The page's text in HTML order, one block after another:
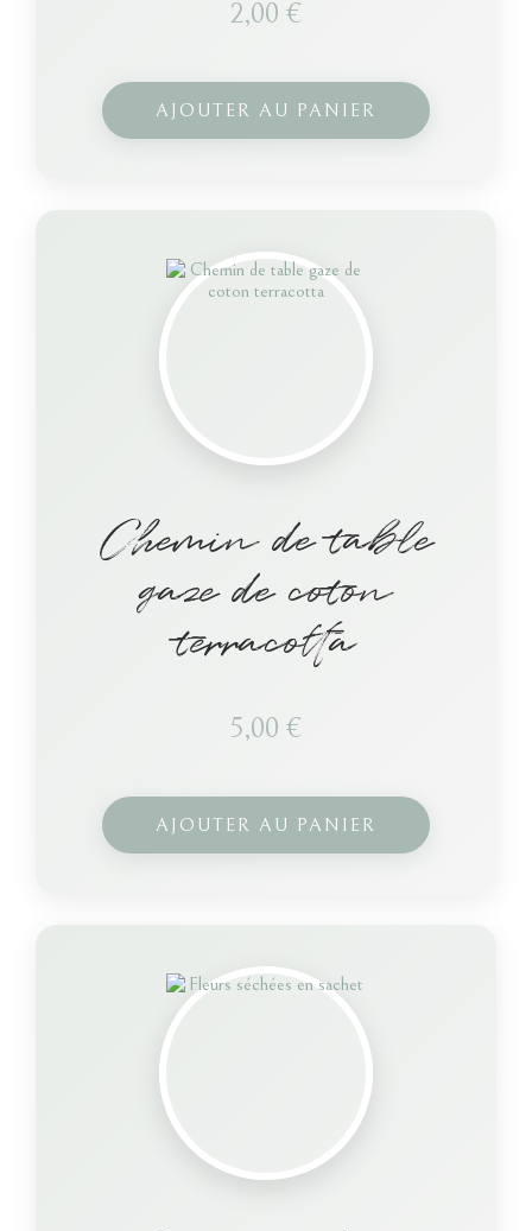
2,00 €
AJOUTER AU PANIER
Chemin de table
gaze de coton
terracotta
5,00 €
AJOUTER AU PANIER